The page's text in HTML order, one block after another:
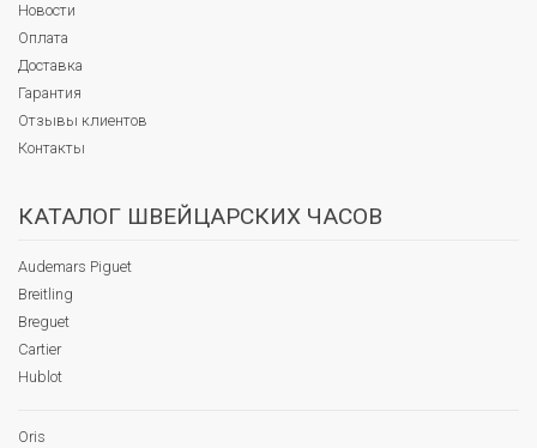
Новости
Оплата
Доставка
Гарантия
Отзывы клиентов
Контакты
КАТАЛОГ ШВЕЙЦАРСКИХ ЧАСОВ
Audemars Piguet
Breitling
Breguet
Cartier
Hublot
Oris